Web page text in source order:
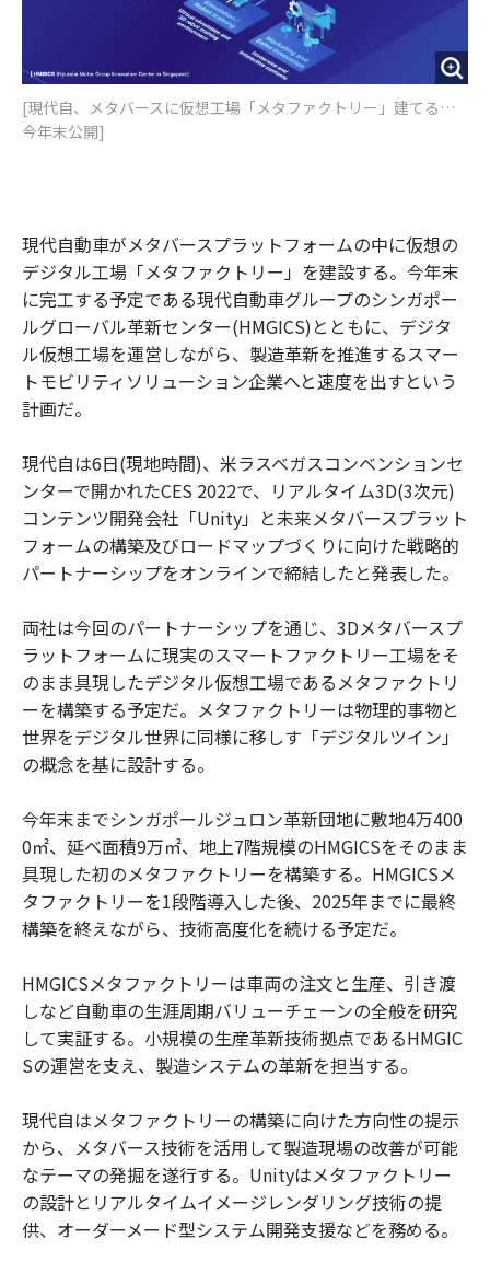
[​現代自、メタバースに仮想工場「メタファクトリー」建てる…
今年末公開]
現代自動車がメタバースプラットフォームの中に仮想の
デジタル工場「メタファクトリー」を建設する。今年末
に完工する予定である現代自動車グループのシンガポー
ルグローバル革新センター(HMGICS)とともに、デジタ
ル仮想工場を運営しながら、製造革新を推進するスマー
トモビリティソリューション企業へと速度を出すという
計画だ。
現代自は6日(現地時間)、米ラスベガスコンベンションセ
ンターで開かれたCES 2022で、リアルタイム3D(3次元)
コンテンツ開発会社「Unity」と未来メタバースプラット
フォームの構築及びロードマップづくりに向けた戦略的
パートナーシップをオンラインで締結したと発表した。
両社は今回のパートナーシップを通じ、3Dメタバースプ
ラットフォームに現実のスマートファクトリー工場をそ
のまま具現したデジタル仮想工場であるメタファクトリ
ーを構築する予定だ。メタファクトリーは物理的事物と
世界をデジタル世界に同様に移しす「デジタルツイン」
の概念を基に設計する。
今年末までシンガポールジュロン革新団地に敷地4万400
0㎡、延べ面積9万㎡、地上7階規模のHMGICSをそのまま
具現した初のメタファクトリーを構築する。HMGICSメ
タファクトリーを1段階導入した後、2025年までに最終
構築を終えながら、技術高度化を続ける予定だ。
HMGICSメタファクトリーは車両の注文と生産、引き渡
しなど自動車の生涯周期バリューチェーンの全般を研究
して実証する。小規模の生産革新技術拠点であるHMGIC
Sの運営を支え、製造システムの革新を担当する。
現代自はメタファクトリーの構築に向けた方向性の提示
から、メタバース技術を活用して製造現場の改善が可能
なテーマの発掘を遂行する。Unityはメタファクトリー
の設計とリアルタイムイメージレンダリング技術の提
供、オーダーメード型システム開発支援などを務める。